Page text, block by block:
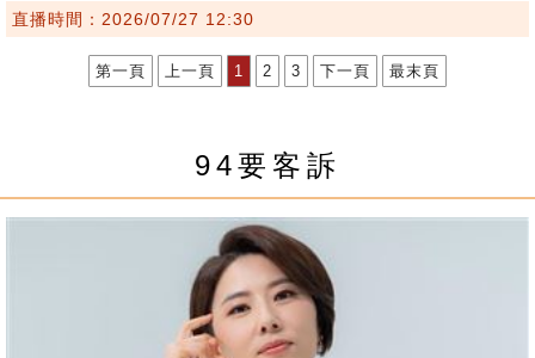
直播時間：2026/07/27 12:30
第一頁 上一頁 1 2 3 下一頁 最末頁
94要客訴